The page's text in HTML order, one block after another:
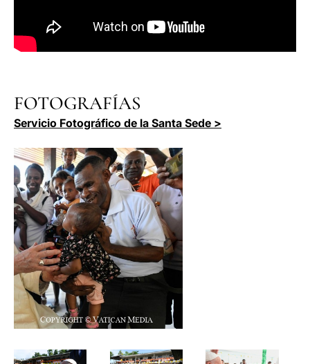
FOTOGRAFÍAS
Servicio Fotográfico de la Santa Sede >